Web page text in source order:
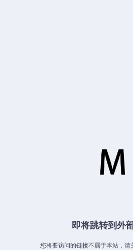
即将跳转到外
您将要访问的链接不属于本站，请